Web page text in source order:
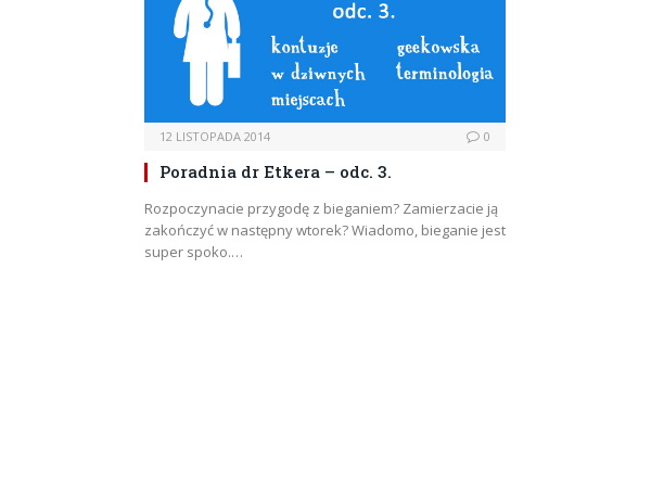
12 LISTOPADA 2014 0
Poradnia dr Etkera – odc. 3.
Rozpoczynacie przygodę z bieganiem? Zamierzacie ją
zakończyć w następny wtorek? Wiadomo, bieganie jest
super spoko.…